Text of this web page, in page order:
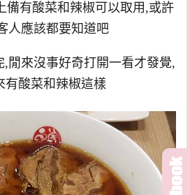
備有酸菜和辣椒可以取用,或許
人應該都要知道吧
閒來沒事好奇打開一看才發覺,
有酸菜和辣椒這樣